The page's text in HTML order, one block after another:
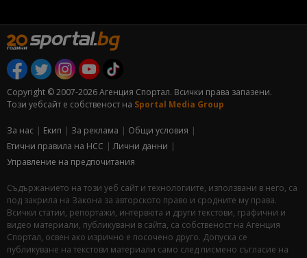
Copyright © 2007-2026 Агенция Спортал. Всички права запазени.
Този уебсайт е собственост на Sportal Media Group
За нас Екип За рекламa
Общи условия
Етични правила на НСС
Лични данни
Управление на предпочитания
Съдържанието на този уеб сайт и технологиите, използвани в него, са
под закрила на Закона за авторското право и сродните му права.
Всички статии, репортажи, интервюта и други текстови, графични и
видео материали, публикувани в сайта, са собственост на Агенция
Спортал, освен ако изрично е посочено друго. Допуска се
публикуване на текстови материали само след писмено съгласие на